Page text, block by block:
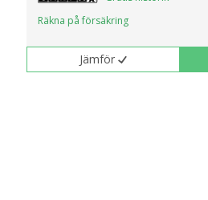
Räkna på försäkring
Jämför